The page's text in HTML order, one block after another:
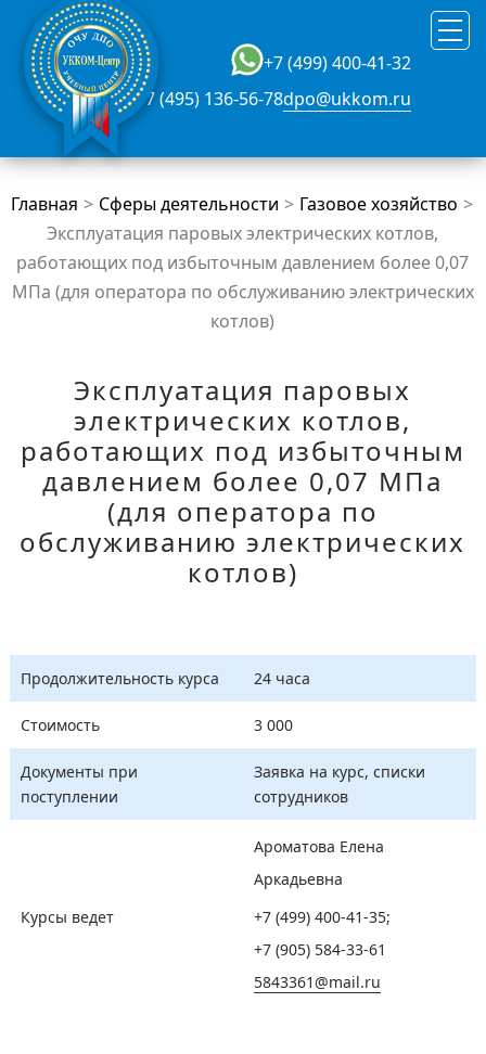
+7 (499) 400-41-32
+7 (495) 136-56-78dpo@ukkom.ru
Главная Сферы деятельности
Газовое хозяйство
Эксплуатация паровых электрических котлов,
работающих под избыточным давлением более 0,07
МПа (для оператора по обслуживанию электрических
котлов)
Эксплуатация паровых
электрических котлов,
работающих под избыточным
давлением более 0,07 МПа
(для оператора по
обслуживанию электрических
котлов)
Продолжительность курса 24 часа
Стоимость 3 000
Документы при
поступлении
Заявка на курс, списки
сотрудников
Курсы ведет
Ароматова Елена
Аркадьевна
+7 (499) 400-41-35;
+7 (905) 584-33-61
5843361@mail.ru